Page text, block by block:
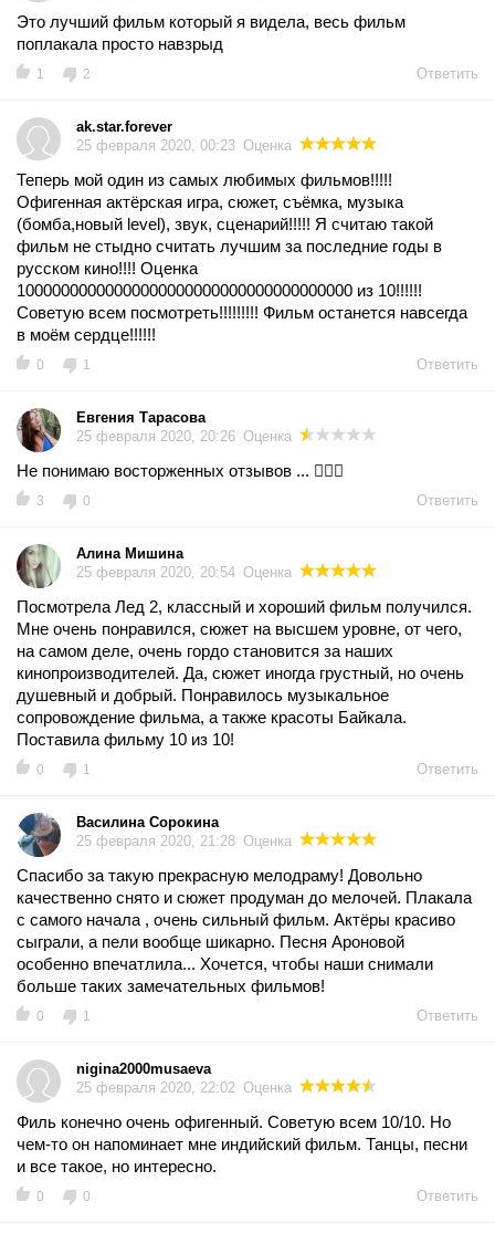
Это лучший фильм который я видела, весь фильм
поплакала просто навзрыд
1 2 Ответить
ak.star.forever
25 февраля 2020, 00:23 Оценка
Теперь мой один из самых любимых фильмов!!!!!
Офигенная актёрская игра, сюжет, съёмка, музыка
(бомба,новый level), звук, сценарий!!!!! Я считаю такой
фильм не стыдно считать лучшим за последние годы в
русском кино!!!! Оценка
10000000000000000000000000000000000000 из 10!!!!!!
Советую всем посмотреть!!!!!!!!! Фильм останется навсегда
в моём сердце!!!!!!
0 1 Ответить
Евгения Тарасова
25 февраля 2020, 20:26 Оценка
Не понимаю восторженных отзывов ... 🤷🏼‍♀️
3 0 Ответить
Алина Мишина
25 февраля 2020, 20:54 Оценка
Посмотрела Лед 2, классный и хороший фильм получился.
Мне очень понравился, сюжет на высшем уровне, от чего,
на самом деле, очень гордо становится за наших
кинопроизводителей. Да, сюжет иногда грустный, но очень
душевный и добрый. Понравилось музыкальное
сопровождение фильма, а также красоты Байкала.
Поставила фильму 10 из 10!
0 1 Ответить
Василина Сорокина
25 февраля 2020, 21:28 Оценка
Спасибо за такую прекрасную мелодраму! Довольно
качественно снято и сюжет продуман до мелочей. Плакала
с самого начала , очень сильный фильм. Актёры красиво
сыграли, а пели вообще шикарно. Песня Ароновой
особенно впечатлила... Хочется, чтобы наши снимали
больше таких замечательных фильмов!
0 1 Ответить
nigina2000musaeva
25 февраля 2020, 22:02 Оценка
Филь конечно очень офигенный. Советую всем 10/10. Но
чем-то он напоминает мне индийский фильм. Танцы, песни
и все такое, но интересно.
0 0 Ответить